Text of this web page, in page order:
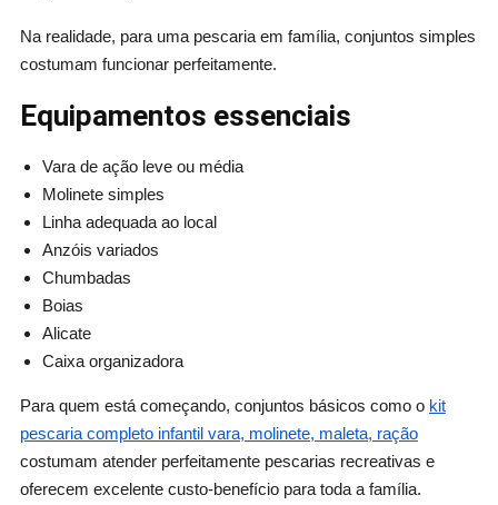
Na realidade, para uma pescaria em família, conjuntos simples
costumam funcionar perfeitamente.
Equipamentos essenciais
Vara de ação leve ou média
Molinete simples
Linha adequada ao local
Anzóis variados
Chumbadas
Boias
Alicate
Caixa organizadora
Para quem está começando, conjuntos básicos como o kit
pescaria completo infantil vara, molinete, maleta, ração
costumam atender perfeitamente pescarias recreativas e
oferecem excelente custo-benefício para toda a família.